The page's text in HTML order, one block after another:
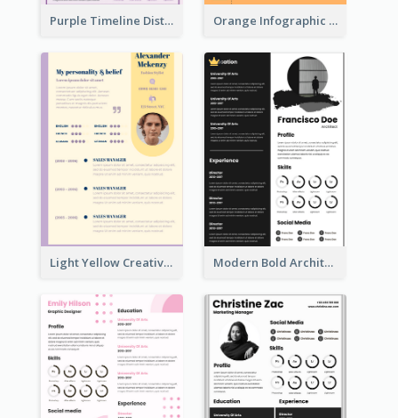
Purple Timeline Distinguished Resume Orange Infographic Consultant Resume
Light Yellow Creative Resume Modern Bold Architect Resume